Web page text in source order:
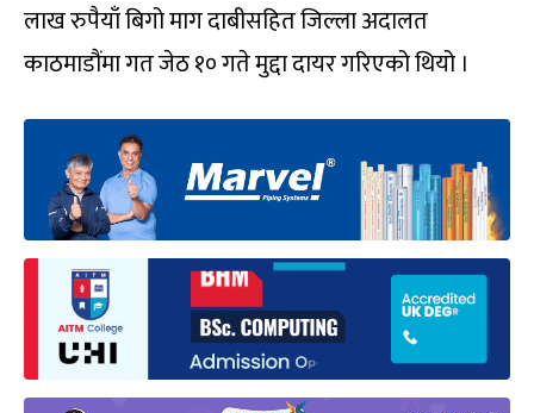
लाख रुपैयाँ बिगो माग दाबीसहित जिल्ला अदालत
काठमाडौंमा गत जेठ १० गते मुद्दा दायर गरिएको थियो ।